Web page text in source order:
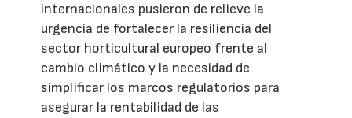
internacionales pusieron de relieve la
urgencia de fortalecer la resiliencia del
sector horticultural europeo frente al
cambio climático y la necesidad de
simplificar los marcos regulatorios para
asegurar la rentabilidad de las